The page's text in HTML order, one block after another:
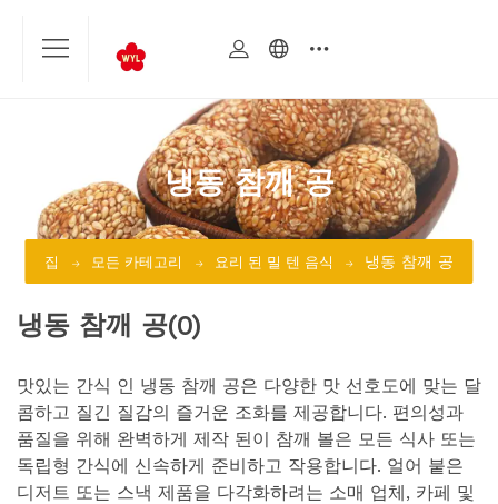
냉동 참깨 공
집 모든 카테고리 요리 된 밀 텐 음식 냉동 참깨 공
냉동 참깨 공(0)
맛있는 간식 인 냉동 참깨 공은 다양한 맛 선호도에 맞는 달
콤하고 질긴 질감의 즐거운 조화를 제공합니다. 편의성과
품질을 위해 완벽하게 제작 된이 참깨 볼은 모든 식사 또는
독립형 간식에 신속하게 준비하고 작용합니다. 얼어 붙은
디저트 또는 스낵 제품을 다각화하려는 소매 업체, 카페 및